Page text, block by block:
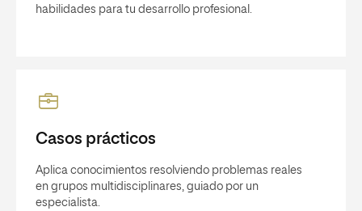
habilidades para tu desarrollo profesional.
Casos prácticos
Aplica conocimientos resolviendo problemas reales
en grupos multidisciplinares, guiado por un
especialista.